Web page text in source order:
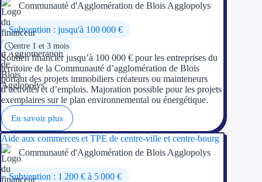
Communauté d'Agglomération de Blois Agglopolys
Subvention : jusqu'à 100 000 €
entre 1 et 3 mois
Soutien financier jusqu’à 100 000 € pour les entreprises du
territoire de la Communauté d’agglomération de Blois
portant des projets immobiliers créateurs ou mainteneurs
d’activités et d’emplois. Majoration possible pour les projets
exemplaires sur le plan environnemental ou énergétique.
En savoir plus
Aide aux commerces et TPE de centre-ville et centre-bourg
Communauté d'Agglomération de Blois Agglopolys
Subvention : 1 200 € à 5 000 €